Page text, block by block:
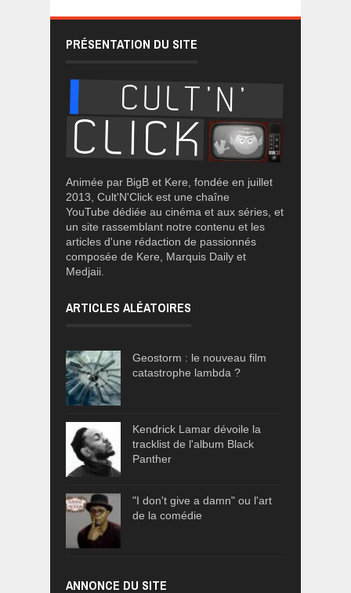
PRÉSENTATION DU SITE
Animée par BigB et Kere, fondée en juillet
2013, Cult'N'Click est une chaîne
YouTube dédiée au cinéma et aux séries, et
un site rassemblant notre contenu et les
articles d'une rédaction de passionnés
composée de Kere, Marquis Daily et
Medjaii.
ARTICLES ALÉATOIRES
Geostorm : le nouveau film
catastrophe lambda ?
Kendrick Lamar dévoile la
tracklist de l'album Black
Panther
"I don't give a damn" ou l'art
de la comédie
ANNONCE DU SITE